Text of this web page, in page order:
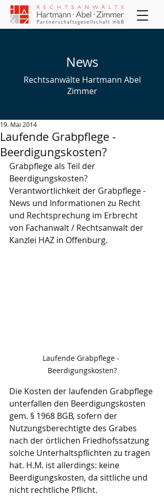
News
Rechtsanwälte Hartmann Abel
Zimmer
Laufende Grabpflege -
Beerdigungskosten?
19. Mai 2014
Grabpflege als Teil der
Beerdigungskosten?
Verantwortlichkeit der Grabpflege -
News und Informationen zu Recht
und Rechtsprechung im Erbrecht
von Fachanwalt / Rechtsanwalt der
Kanzlei HAZ in Offenburg.
Laufende Grabpflege -
Beerdigungskosten?
Die Kosten der laufenden Grabpflege
unterfallen den Beerdigungskosten
gem. § 1968 BGB, sofern der
Nutzungsberechtigte des Grabes
nach der örtlichen Friedhofssatzung
solche Unterhaltspflichten zu tragen
hat. H.M. ist allerdings: keine
Beerdigungskosten, da sittliche und
nicht rechtliche Pflicht.